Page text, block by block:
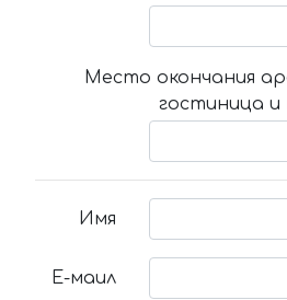
Место окончания
гостиница и
Имя
Е-маил